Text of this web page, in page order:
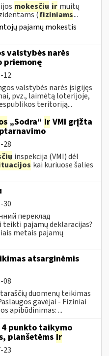
mokesčių ir muitų
(fiziniams...
pajamų mokestis
valstybės narės
priemonę
12
valstybės narės įsigijęs
pvz., laimėtą loterijoje,
teritoriją...
„Sodra“ ir VMI grįžta
28
inspekcija (VMI) dėl
kai kuriuose šalies
30
переклад
pajamų deklaracijas?
metais pajamų
atsarginėmis
08
duomenų teikimas
gavėjai - Fiziniai
apibūdinimas: ...
punkto taikymo
planšetėms ir
23